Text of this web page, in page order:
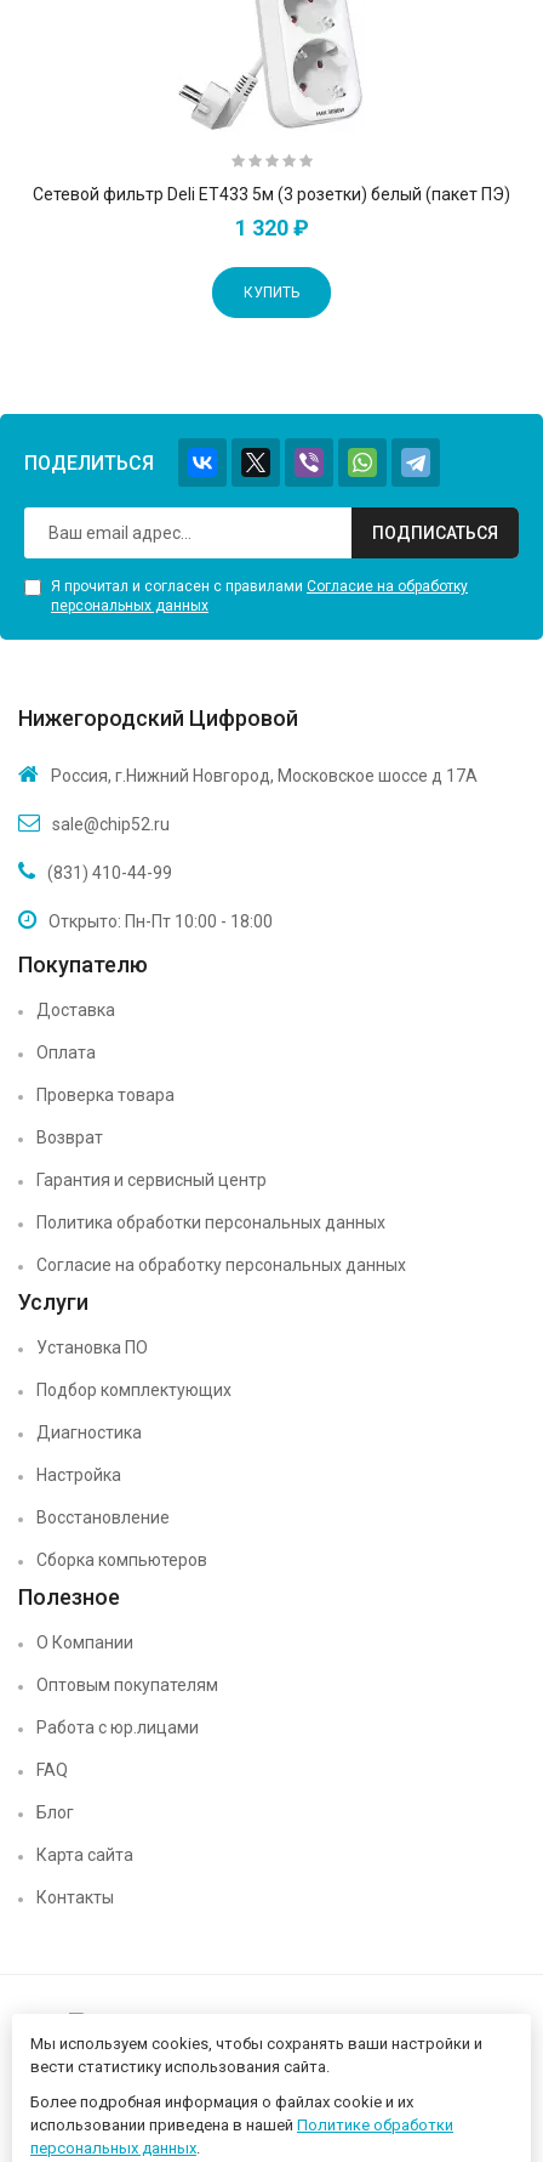
Сетевой фильтр Deli ET433 5м (3 розетки) белый (пакет ПЭ)
1 320 ₽
КУПИТЬ
ПОДЕЛИТЬСЯ
ПОДПИСАТЬСЯ
Я прочитал и согласен с правилами Согласие на обработку
персональных данных
Нижегородский Цифровой
Россия, г.Нижний Новгород, Московское шоссе д 17А
sale@chip52.ru
(831) 410-44-99
Открыто: Пн-Пт 10:00 - 18:00
Покупателю
Доставка
Оплата
Проверка товара
Возврат
Гарантия и сервисный центр
Политика обработки персональных данных
Согласие на обработку персональных данных
Услуги
Установка ПО
Подбор комплектующих
Диагностика
Настройка
Восстановление
Сборка компьютеров
Полезное
О Компании
Оптовым покупателям
Работа с юр.лицами
FAQ
Блог
Карта сайта
Контакты
Нижегородский цифровой CHIP52 - компьютерный магазин ©
2026 Разработано в
Мы используем cookies, чтобы сохранять ваши настройки и
вести статистику использования сайта.
Более подробная информация о файлах cookie и их
использовании приведена в нашей Политике обработки
персональных данных.